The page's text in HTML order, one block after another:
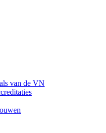
van de VN